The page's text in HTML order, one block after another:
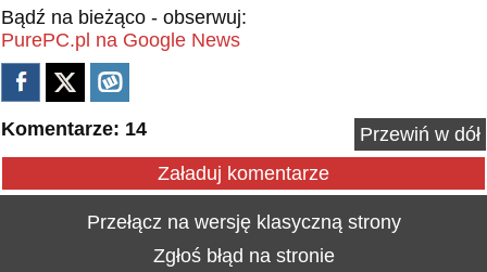
Bądź na bieżąco - obserwuj:
PurePC.pl na Google News
Komentarze: 14
Przewiń w dół
Załaduj komentarze
Przełącz na wersję klasyczną strony
Zgłoś błąd na stronie